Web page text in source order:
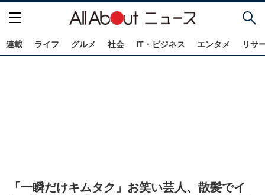
連載 ライフ グルメ 社会 IT・ビジネス エンタメ リサ
「一瞬だけキムタク」お笑い芸人、散髪でイ